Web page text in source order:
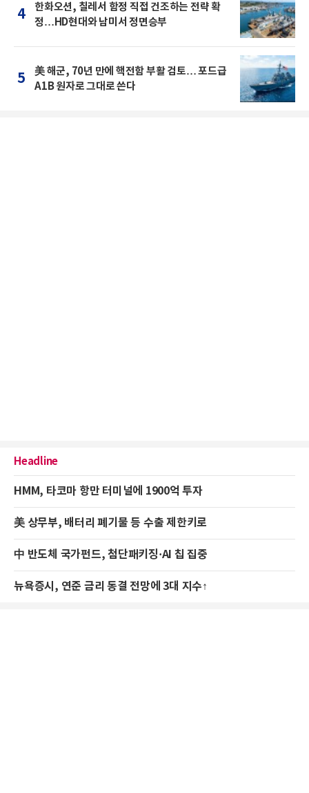
4
한화오션, 칠레서 함정 직접 건조하는 전략 확
정…HD현대와 남미서 정면승부
5
美 해군, 70년 만에 핵전함 부활 검토… 포드급
A1B 원자로 그대로 쓴다
Headline
HMM, 타코마 항만 터미널에 1900억 투자
美 상무부, 배터리 폐기물 등 수출 제한키로
中 반도체 국가펀드, 첨단패키징·AI 칩 집중
뉴욕증시, 연준 금리 동결 전망에 3대 지수↑